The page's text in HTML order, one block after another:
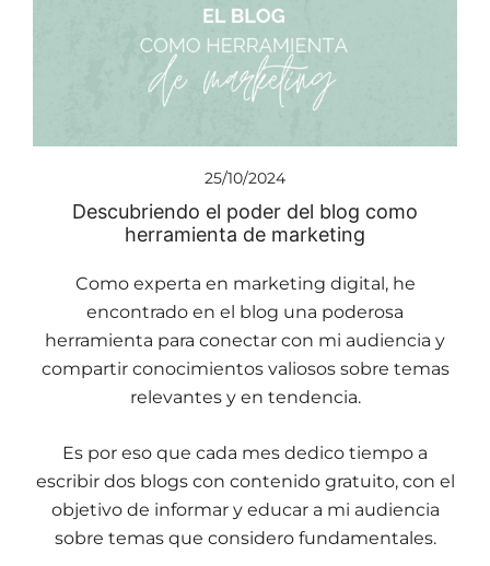
25/10/2024
Descubriendo el poder del blog como
herramienta de marketing
Como experta en marketing digital, he
encontrado en el blog una poderosa
herramienta para conectar con mi audiencia y
compartir conocimientos valiosos sobre temas
relevantes y en tendencia.
Es por eso que cada mes dedico tiempo a
escribir dos blogs con contenido gratuito, con el
objetivo de informar y educar a mi audiencia
sobre temas que considero fundamentales.